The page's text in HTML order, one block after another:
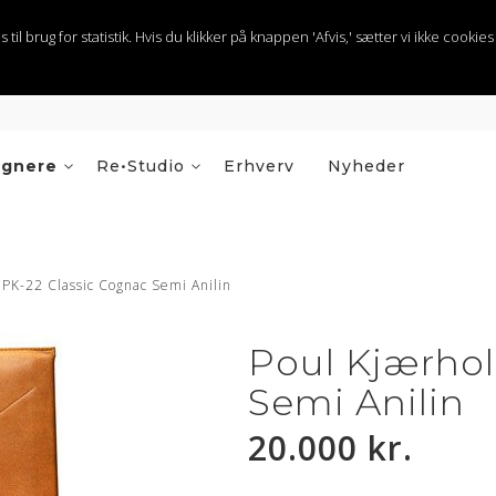
brug for statistik. Hvis du klikker på knappen 'Afvis,' sætter vi ikke
Re•Studio
Nyheder
Erhverv
22 Classic Cognac Semi Anilin
Poul
Semi Anilin
20.000 kr.